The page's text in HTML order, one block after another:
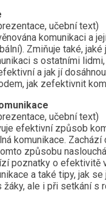
učební text)
komunikaci a
Zmiňuje také, jaké
s ostatními lidmi,
a jak jí
jak zefektivnit
učební text)
efektivní způsob
komunikace. Zachází
způsobu
poznatky o efektivitě
a také tipy, jak se
žáky, ale i při setkání s